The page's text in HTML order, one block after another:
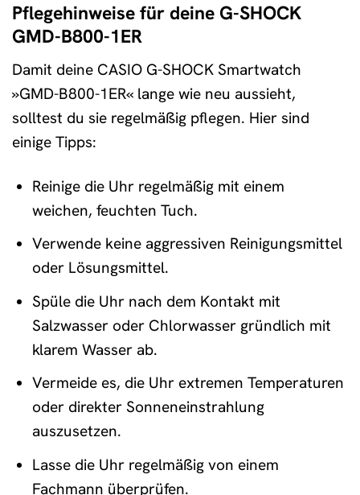
Pflegehinweise für deine G-SHOCK
GMD-B800-1ER
Damit deine CASIO G-SHOCK Smartwatch
»GMD-B800-1ER« lange wie neu aussieht,
solltest du sie regelmäßig pflegen. Hier sind
einige Tipps:
Reinige die Uhr regelmäßig mit einem
weichen, feuchten Tuch.
Verwende keine aggressiven Reinigungsmittel
oder Lösungsmittel.
Spüle die Uhr nach dem Kontakt mit
Salzwasser oder Chlorwasser gründlich mit
klarem Wasser ab.
Vermeide es, die Uhr extremen Temperaturen
oder direkter Sonneneinstrahlung
auszusetzen.
Lasse die Uhr regelmäßig von einem
Fachmann überprüfen.